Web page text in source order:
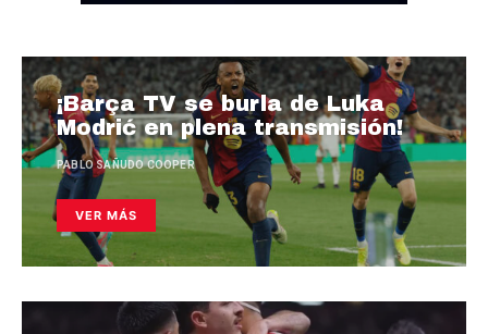
¡Barça TV se burla de Luka
Modrić en plena transmisión!
PABLO SAÑUDO COOPER
VER MÁS